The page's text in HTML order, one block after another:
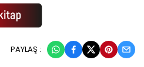
PAYLAŞ :